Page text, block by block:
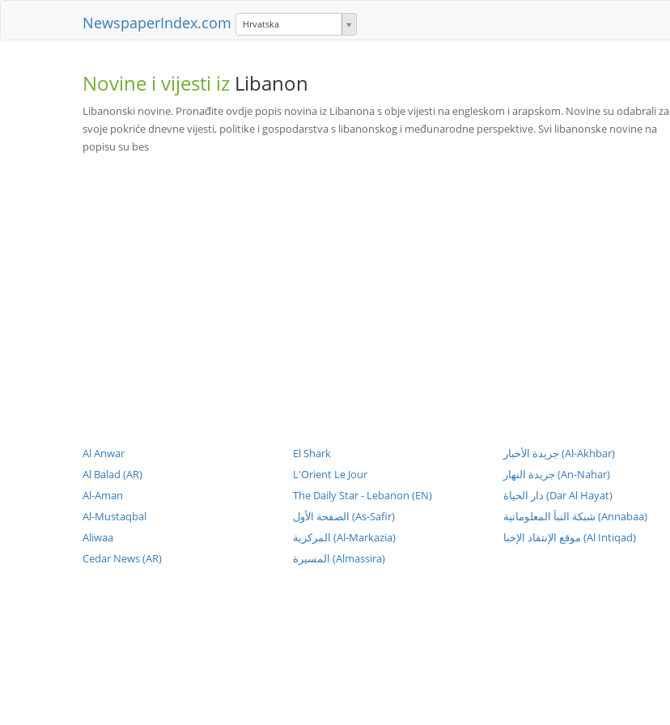
NewspaperIndex.com Hrvatska
Novine i vijesti iz Libanon
Libanonski novine. Pronađite ovdje popis novina iz Libanona s obje vijesti na engleskom i arapskom. Novine su odabrali za
svoje pokriće dnevne vijesti, politike i gospodarstva s libanonskog i međunarodne perspektive. Svi libanonske novine na
popisu su bes
Al Anwar
Al Balad (AR)
Al-Aman
Al-Mustaqbal
Aliwaa
Cedar News (AR)
El Shark
L'Orient Le Jour
The Daily Star - Lebanon (EN)
الصفحة الأول (As-Safir)
المركزية (Al-Markazia)
المسيرة (Almassira)
جريدة الأخبار (Al-Akhbar)
جريدة النهار (An-Nahar)
دار الحياة (Dar Al Hayat)
شبكة النبأ المعلوماتية (Annabaa)
موقع الإنتقاد الإخبا (Al Intiqad)